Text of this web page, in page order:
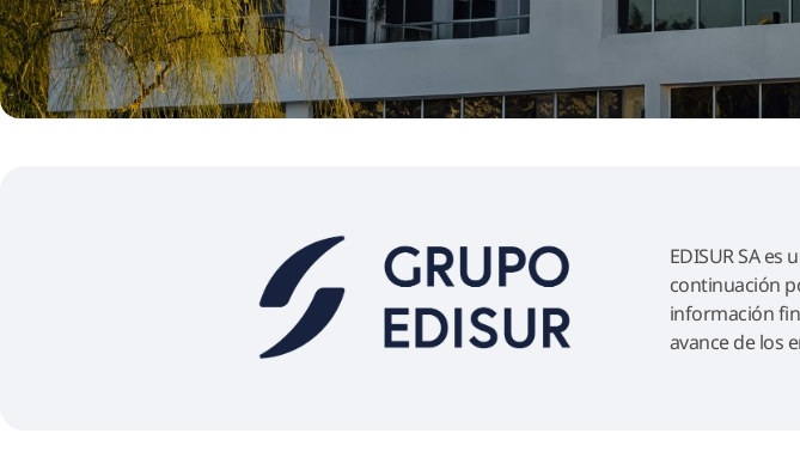
EDISUR SA
continuación
información
avance de los